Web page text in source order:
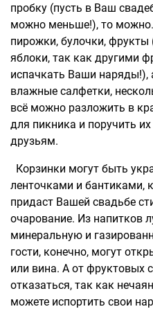
пробку (пусть в Ваш
можно меньше!), то
пирожки, булочки,
яблоки, так как другими
испачкать Ваши
влажные салфетки,
всё можно разложить в
для пикника и поручить
друзьям.
Корзинки могут быть
ленточками и бантиками,
придаст Вашей свадьбе
очарование. Из напитков
минеральную и
гости, конечно, могут
или вина. А от фруктовых
отказаться, так как
можете испортить свои